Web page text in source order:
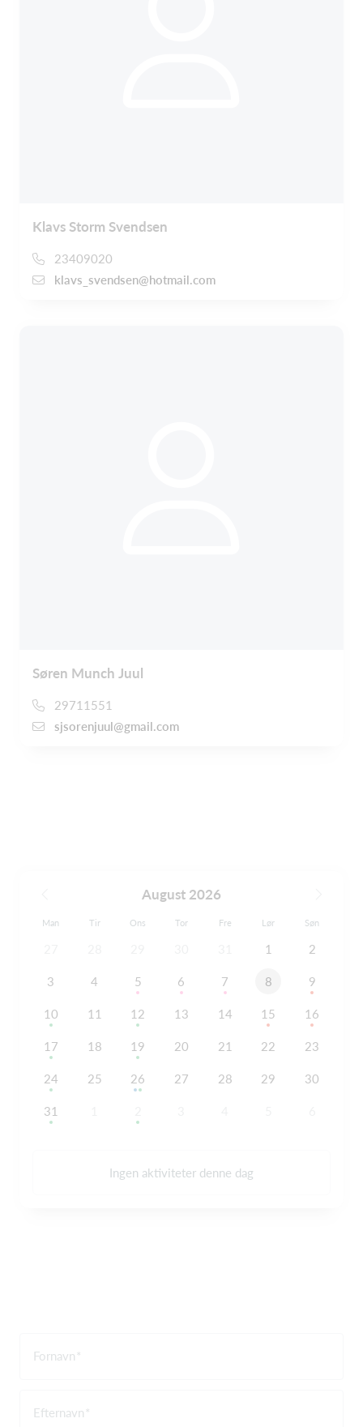
Klavs Storm Svendsen
23409020
klavs_svendsen@hotmail.com
Søren Munch Juul
29711551
sjsorenjuul@gmail.com
August 2026
Man Tir Ons Tor Fre Lør Søn
1 2
3 4 5 6 7 8 9
10 11 12 13 14 15 16
17 18 19 20 21 22 23
24 25 26 27 28 29 30
31
Ingen aktiviteter denne dag
Fornavn
Efternavn